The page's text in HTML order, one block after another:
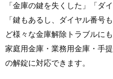
「金庫の鍵を失くした」「ダ
「鍵もあるし、ダイヤル番号
ど様々な金庫解除トラブルに
家庭用金庫・業務用金庫・手
の解錠に対応できます。